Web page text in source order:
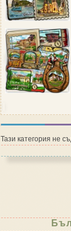
Тази категория не